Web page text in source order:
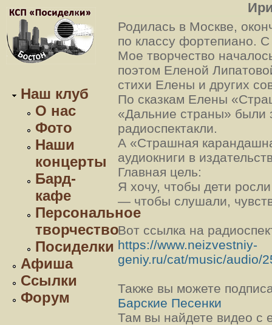
Наш клуб
О нас
Фото
Наши
концерты
Бард-
кафе
Персональное
творчество
Посиделки
Афиша
Ссылки
Форум
Родилась в Москве,
по классу фортепиано.
Мое творчество
поэтом Еленой
стихи Елены и других
По сказкам Елены
«Дальние страны»
радиоспектакли.
А «Страшная
аудиокниги в
Главная цель:
Я хочу, чтобы дети
— чтобы слушали,
Вот ссылка на
https://www.neizvestniy-
geniy.ru/cat/music/audio/
Также вы можете
Барские Песенки
Там вы найдете видео с